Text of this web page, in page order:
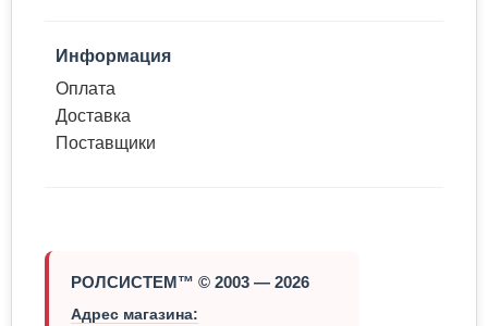
Информация
Оплата
Доставка
Поставщики
РОЛСИСТЕМ™ © 2003 — 2026
Адрес магазина: